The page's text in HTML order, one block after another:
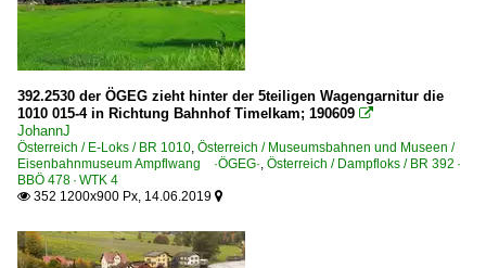
392.2530 der ÖGEG zieht hinter der 5teiligen Wagengarnitur die
1010 015-4 in Richtung Bahnhof Timelkam; 190609 
JohannJ
Österreich / E-Loks / BR 1010, Österreich / Museumsbahnen und Museen /
Eisenbahnmuseum Ampflwang ·ÖGEG·, Österreich / Dampfloks / BR 392 ·
BBÖ 478 · WTK 4
 352 1200x900 Px, 14.06.2019 